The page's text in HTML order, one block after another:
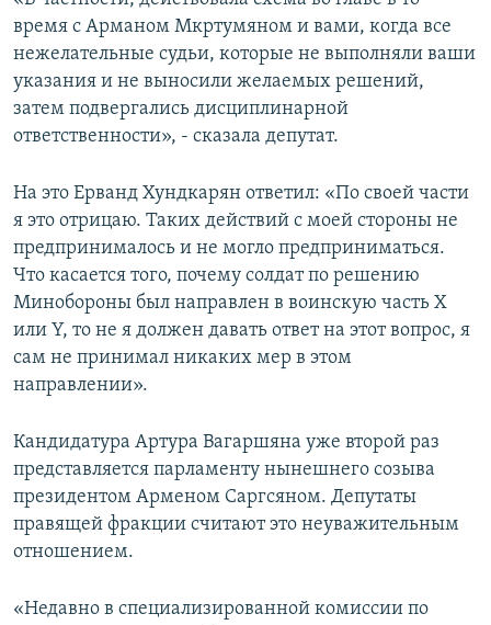
время с Арманом Мкртумяном и вами, когда все
нежелательные судьи, которые не выполняли ваши
указания и не выносили желаемых решений,
затем подвергались дисциплинарной
ответственности», - сказала депутат.
На это Ерванд Хундкарян ответил: «По своей части
я это отрицаю. Таких действий с моей стороны не
предпринималось и не могло предприниматься.
Что касается того, почему солдат по решению
Минобороны был направлен в воинскую часть X
или Y, то не я должен давать ответ на этот вопрос, я
сам не принимал никаких мер в этом
направлении».
Кандидатура Артура Вагаршяна уже второй раз
представляется парламенту нынешнего созыва
президентом Арменом Саргсяном. Депутаты
правящей фракции считают это неуважительным
отношением.
«Недавно в специализированной комиссии по